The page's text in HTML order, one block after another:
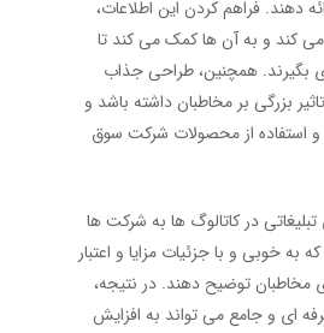
دهند. فراهم کردن این اطلاعات،
می ‌کند و به آن‌ ها کمک می ‌کند تا
بگیرند. همچنین، طراحی جذاب
بزرگی بر مخاطبان داشته باشد و
و استفاده از محصولات شرکت سوق
تبلیغاتی در کاتالوگ‌ ها به شرکت‌ ها
به خوبی و با جزئیات مزایا و اعتبار
مخاطبان توضیح دهند. در نتیجه،
ای و جامع می ‌تواند به افزایش